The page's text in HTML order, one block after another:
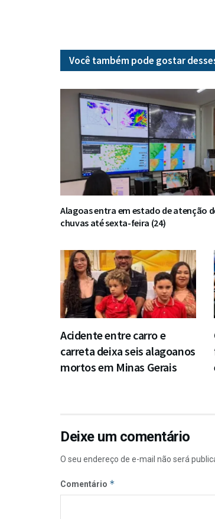
Você também pode gostar
Alagoas entra em estado de atenção
chuvas até sexta-feira (24)
Acidente entre carro e
carreta deixa seis alagoanos
mortos em Minas Gerais
Deixe um comentário
O seu endereço de e-mail não será
Comentário *